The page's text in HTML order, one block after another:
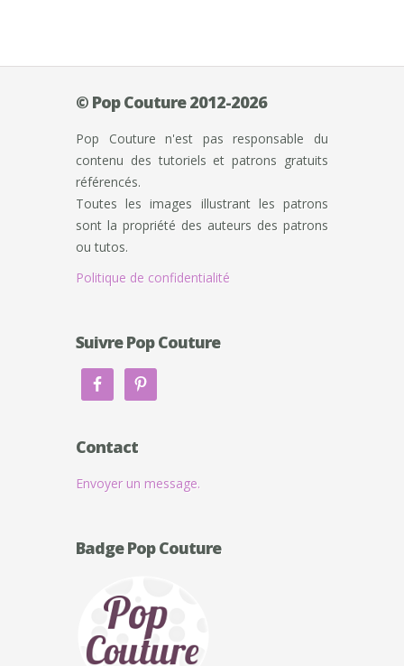
© Pop Couture 2012-2026
Pop Couture n'est pas responsable du
contenu des tutoriels et patrons gratuits
référencés.
Toutes les images illustrant les patrons
sont la propriété des auteurs des patrons
ou tutos.
Politique de confidentialité
Suivre Pop Couture
Contact
Envoyer un message.
Badge Pop Couture